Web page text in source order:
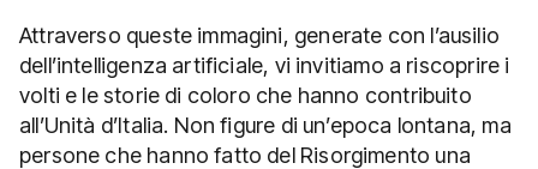
Attraverso queste immagini, generate con l’ausilio
dell’intelligenza artificiale, vi invitiamo a riscoprire i
volti e le storie di coloro che hanno contribuito
all’Unità d’Italia. Non figure di un’epoca lontana, ma
persone che hanno fatto del Risorgimento una